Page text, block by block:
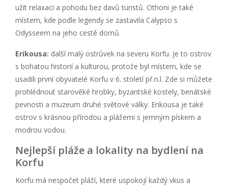
užít relaxaci a pohodu bez davů turistů. Othoni je také
místem, kde podle legendy se zastavila Calypso s
Odysseem na jeho cestě domů.
Erikousa: další malý ostrůvek na severu Korfu. Je to ostrov
s bohatou historií a kulturou, protože byl místem, kde se
usadili první obyvatelé Korfu v 6. století př.n.l. Zde si můžete
prohlédnout starověké hrobky, byzantské kostely, benátské
pevnosti a muzeum druhé světové války. Erikousa je také
ostrov s krásnou přírodou a plážemi s jemným pískem a
modrou vodou.
Nejlepší pláže a lokality na bydlení na
Korfu
Korfu má nespočet pláží, které uspokojí každý vkus a